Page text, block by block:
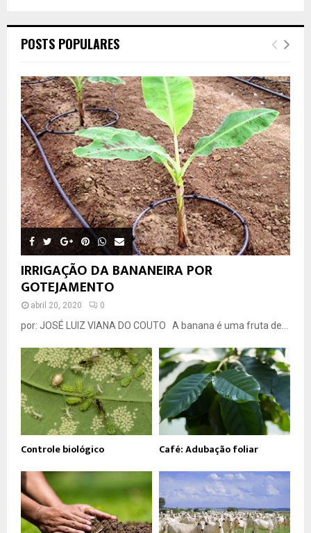
POSTS POPULARES
IRRIGAÇÃO DA BANANEIRA POR
GOTEJAMENTO
abril 20, 2020 0
por: JOSÉ LUIZ VIANA DO COUTO A banana é uma fruta de...
Controle biológico Café: Adubação foliar